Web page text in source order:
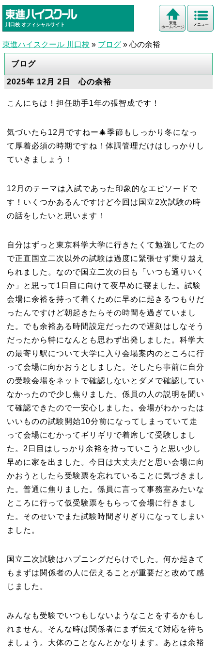
川口校 オフィシャルサイト メニュー
東進
ホームページ
東進ハイスクール 川口校 » ブログ » 心の余裕
ブログ
2025年 12月 2日 心の余裕
こんにちは！担任助手1年の張智成です！
気づいたら12月ですねー🎄季節もしっかり冬になっ
て厚着必須の時期ですね！体調管理だけはしっかりし
ていきましょう！
12月のテーマは入試であった印象的なエピソードで
す！いくつかあるんですけど今回は国立2次試験の時
の話をしたいと思います！
自分はずっと東京科学大学に行きたくて勉強してたの
で正直国立二次以外の試験は過度に緊張せず乗り越え
られました。なので国立二次の日も「いつも通りいく
か」と思って1日目に向けて夜早めに寝ました。試験
会場に余裕を持って着くために早めに起きるつもりだ
ったんですけど朝起きたらその時間を過ぎていまし
た。でも余裕ある時間設定だったので遅刻はしなそう
だったから特になんとも思わず出発しました。科学大
の最寄り駅について大学に入り会場案内のところに行
って会場に向かおうとしました。そしたら事前に自分
の受験会場をネットで確認しないとダメで確認してい
なかったので少し焦りました。係員の人の説明を聞い
て確認できたので一安心しました。会場がわかったは
いいものの試験開始10分前になってしまっていて走
って会場にむかってギリギリで着席して受験しまし
た。2日目はしっかり余裕を持っていこうと思い少し
早めに家を出ました。今日は大丈夫だと思い会場に向
かおうとしたら受験票を忘れていることに気づきまし
た。普通に焦りました。係員に言って事務室みたいな
ところに行って仮受験票をもらって会場に行きまし
た。そのせいでまた試験時間ぎりぎりになってしまい
ました。
国立二次試験はハプニングだらけでした。何か起きて
もまずは関係者の人に伝えることが重要だと改めて感
じました。
みんなも受験でいつもしないようなことをするかもし
れません。そんな時は関係者にまず伝えて対応を待ち
ましょう。大体のことなんとかなります。あとは余裕